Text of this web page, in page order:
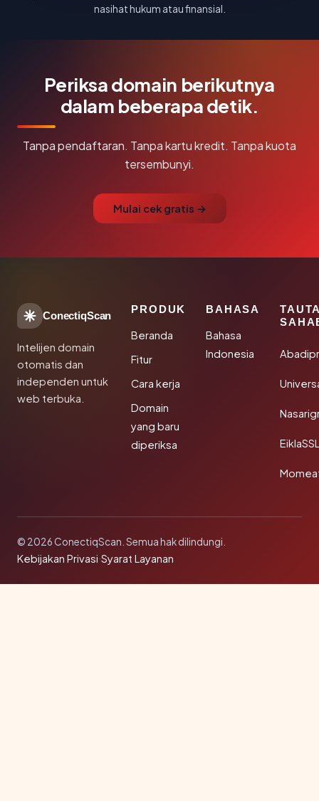
nasihat hukum atau finansial.
Periksa domain berikutnya
dalam beberapa detik.
Tanpa pendaftaran. Tanpa kartu kredit. Tanpa kuota
tersembunyi.
Mulai cek gratis →
ConectiqScan
Intelijen domain
otomatis dan
independen untuk
web terbuka.
PRODUK
Beranda
Fitur
Cara kerja
Domain
yang baru
diperiksa
BAHASA
Bahasa
Indonesia
© 2026 ConectiqScan. Semua hak dilindungi.
Kebijakan Privasi·Syarat Layanan